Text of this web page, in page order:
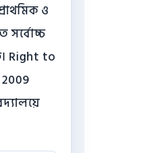
ও
সর্বোচ্চ
Right to